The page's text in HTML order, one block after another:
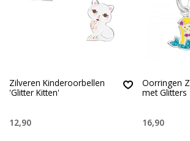
Zilveren Kinderoorbellen
'Glitter Kitten'
12,90
Oorringen
met Glitters
16,90